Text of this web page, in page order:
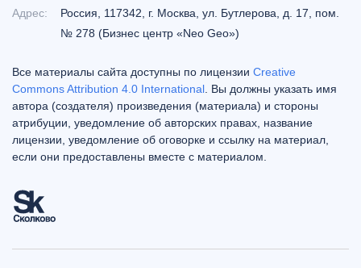
Адрес:
Россия, 117342, г. Москва, ул. Бутлерова, д. 17, пом.
№ 278 (Бизнес центр «Neo Geo»)
Все материалы сайта доступны по лицензии Creative
Commons Attribution 4.0 International . Вы должны указать имя
автора (создателя) произведения (материала) и стороны
атрибуции, уведомление об авторских правах, название
лицензии, уведомление об оговорке и ссылку на материал,
если они предоставлены вместе с материалом.